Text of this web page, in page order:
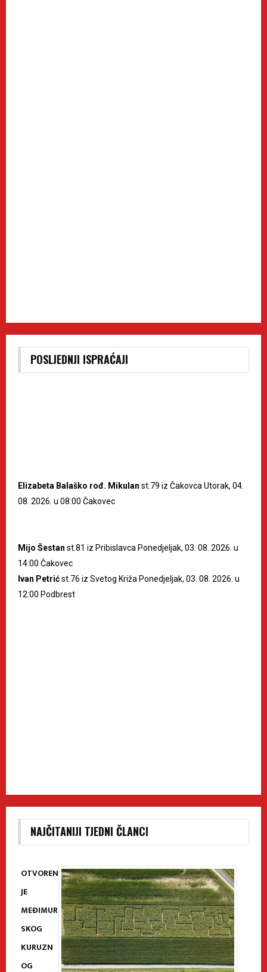
POSLJEDNJI ISPRAĆAJI
Elizabeta Balaško rođ. Mikulan st.79 iz Čakovca Utorak, 04.
08. 2026. u 08:00 Čakovec
Mijo Šestan st.81 iz Pribislavca Ponedjeljak, 03. 08. 2026. u
14:00 Čakovec
Ivan Petrićst.76 iz Svetog Križa Ponedjeljak, 03. 08. 2026. u
12:00 Podbrest
NAJČITANIJI TJEDNI ČLANCI
OTVOREN
JE
MEĐIMUR
SKOG
KURUZN
OG